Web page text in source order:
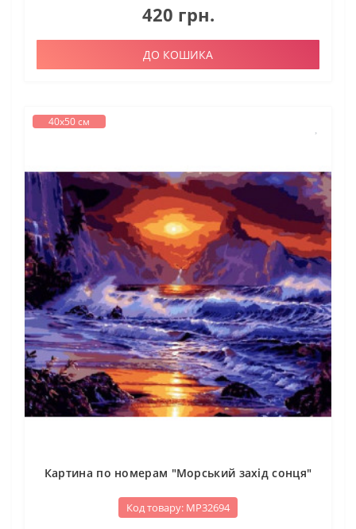
420 грн.
ДО КОШИКА
40х50 см
Картина по номерам "Морський захід сонця"
Код товару: МР32694